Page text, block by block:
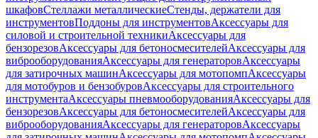
шкафовСтеллажи металлическиеСтенды, держатели для
инструментовПоддоны для инструментовАксессуары для
силовой и строительной техникиАксессуары для
бензорезовАксессуары для бетоносмесителейАксессуары для
виброоборудованияАксессуары для генераторовАксессуары
для затирочных машинАксессуары для мотопомпАксессуары
для мотобуров и бензобуровАксессуары для строительного
инструментаАксессуары пневмооборудованияАксессуары для
бензорезовАксессуары для бетоносмесителейАксессуары для
виброоборудованияАксессуары для генераторовАксессуары